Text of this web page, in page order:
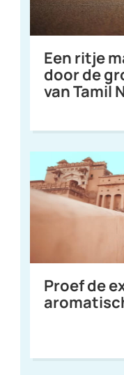
Een ritje
door de
van Tamil
Proef de